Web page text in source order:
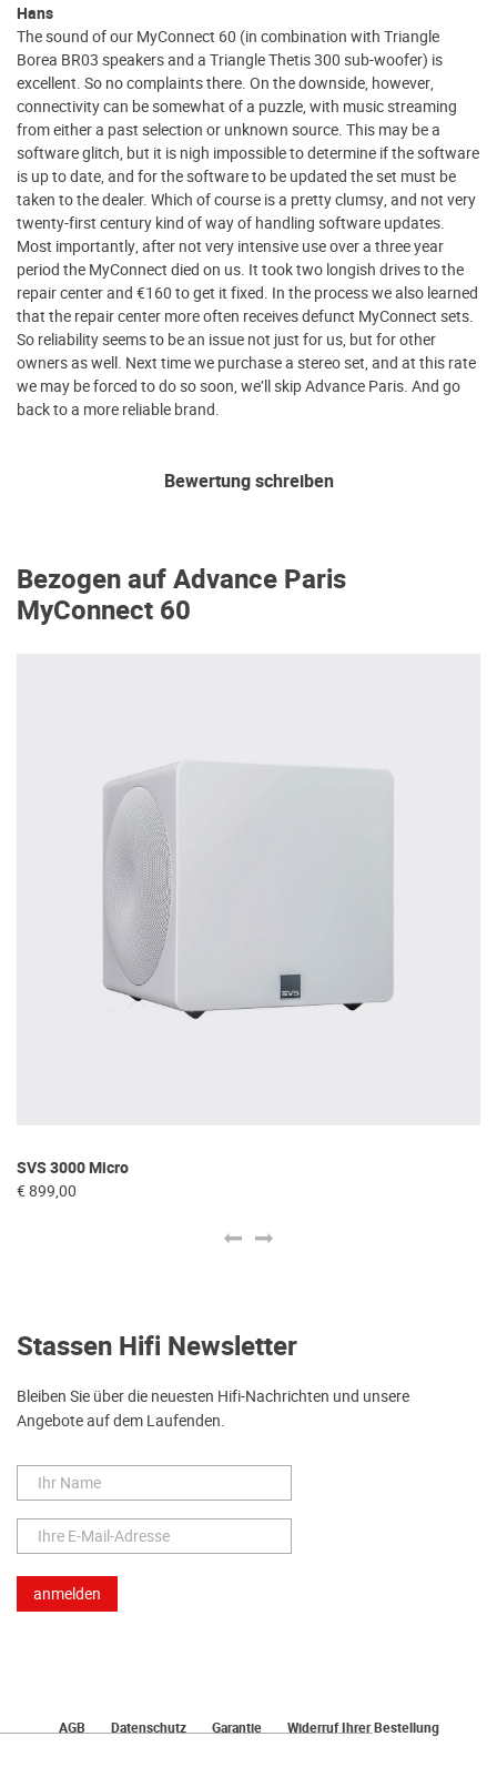
Hans
The sound of our MyConnect 60 (in combination with Triangle
Borea BR03 speakers and a Triangle Thetis 300 sub-woofer) is
excellent. So no complaints there. On the downside, however,
connectivity can be somewhat of a puzzle, with music streaming
from either a past selection or unknown source. This may be a
software glitch, but it is nigh impossible to determine if the software
is up to date, and for the software to be updated the set must be
taken to the dealer. Which of course is a pretty clumsy, and not very
twenty-first century kind of way of handling software updates.
Most importantly, after not very intensive use over a three year
period the MyConnect died on us. It took two longish drives to the
repair center and €160 to get it fixed. In the process we also learned
that the repair center more often receives defunct MyConnect sets.
So reliability seems to be an issue not just for us, but for other
owners as well. Next time we purchase a stereo set, and at this rate
we may be forced to do so soon, we’ll skip Advance Paris. And go
back to a more reliable brand.
Bewertung schreiben
Bezogen auf Advance Paris
MyConnect 60
SVS 3000 Micro
€ 899,00
Stassen Hifi Newsletter
Bleiben Sie über die neuesten Hifi-Nachrichten und unsere
Angebote auf dem Laufenden.
AGB Datenschutz Garantie
Widerruf Ihrer Bestellung